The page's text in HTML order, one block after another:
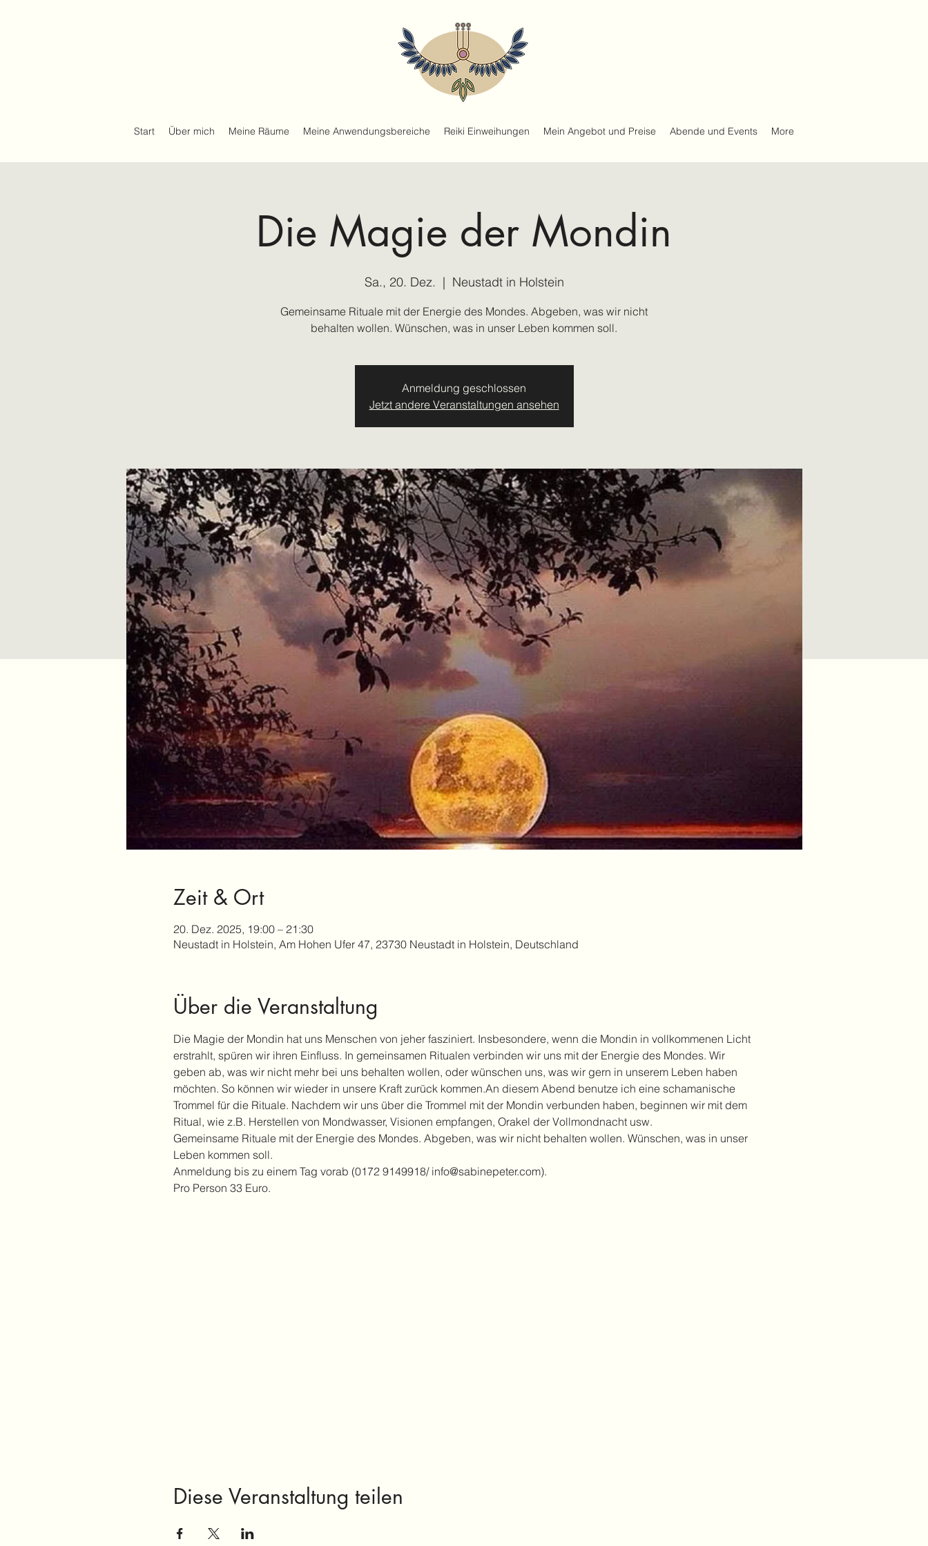
Start Über mich Meine Räume Meine Anwendungsbereiche Reiki Einweihungen Mein Angebot und Preise Abende und Events More
Die Magie der Mondin
Sa., 20. Dez.
  |
Neustadt in Holstein
Gemeinsame Rituale mit der Energie des Mondes. Abgeben, was wir nicht
behalten wollen. Wünschen, was in unser Leben kommen soll.
Anmeldung geschlossen
Jetzt andere Veranstaltungen ansehen
Zeit & Ort
20. Dez. 2025, 19:00 – 21:30
Neustadt in Holstein, Am Hohen Ufer 47, 23730 Neustadt in Holstein, Deutschland
Über die Veranstaltung
Die Magie der Mondin hat uns Menschen von jeher fasziniert. Insbesondere, wenn die Mondin in vollkommenen Licht
erstrahlt, spüren wir ihren Einfluss. In gemeinsamen Ritualen verbinden wir uns mit der Energie des Mondes. Wir
geben ab, was wir nicht mehr bei uns behalten wollen, oder wünschen uns, was wir gern in unserem Leben haben
möchten. So können wir wieder in unsere Kraft zurück kommen.An diesem Abend benutze ich eine schamanische
Trommel für die Rituale. Nachdem wir uns über die Trommel mit der Mondin verbunden haben, beginnen wir mit dem
Ritual, wie z.B. Herstellen von Mondwasser, Visionen empfangen, Orakel der Vollmondnacht usw.
Gemeinsame Rituale mit der Energie des Mondes. Abgeben, was wir nicht behalten wollen. Wünschen, was in unser
Leben kommen soll.
Anmeldung bis zu einem Tag vorab (0172 9149918/ info@sabinepeter.com).
Pro Person 33 Euro.
Diese Veranstaltung teilen